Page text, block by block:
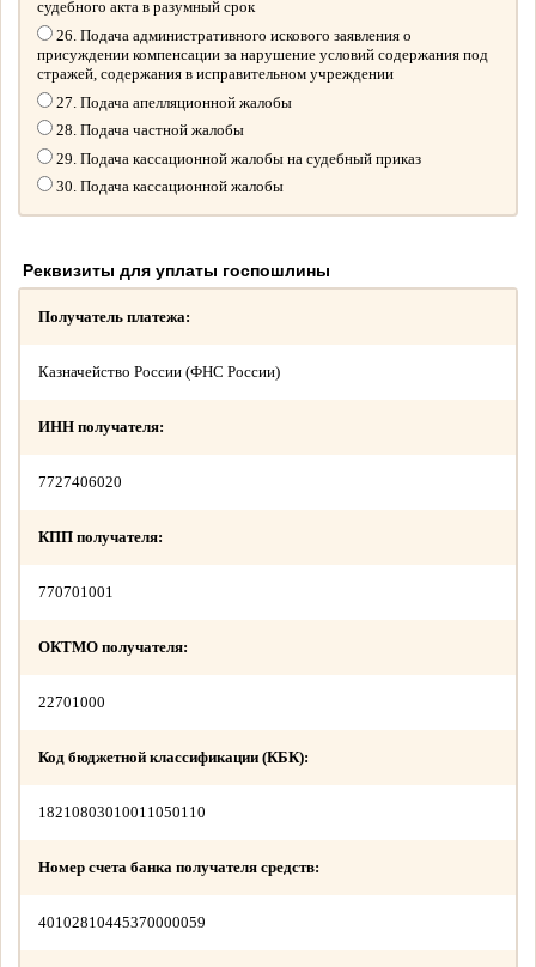
судебного акта в разумный срок
26. Подача административного искового заявления о
присуждении компенсации за нарушение условий содержания под
стражей, содержания в исправительном учреждении
27. Подача апелляционной жалобы
28. Подача частной жалобы
29. Подача кассационной жалобы на судебный приказ
30. Подача кассационной жалобы
Реквизиты для уплаты госпошлины
Получатель платежа:
Казначейство России (ФНС России)
ИНН получателя:
7727406020
КПП получателя:
770701001
ОКТМО получателя:
22701000
Код бюджетной классификации (КБК):
18210803010011050110
Номер счета банка получателя средств:
40102810445370000059